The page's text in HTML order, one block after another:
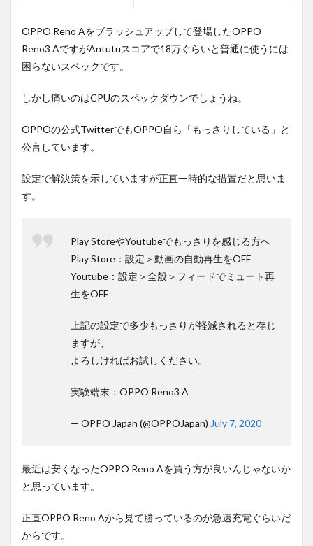
OPPO Reno Aをブラッシュアップして登場したOPPO
Reno3 AですがAntutuスコアで18万ぐらいと普通に使うには
困らないスペックです。
しかし痛いのはCPUのスペックダウンでしょうね。
OPPOの公式TwitterでもOPPO自ら「もっさりしている」と
公言しています。
設定で解決策を示していますが正直一時的な措置だと思いま
す。
Play StoreやYoutubeでもっさりを感じる方へ
Play Store：設定＞動画の自動再生をOFF
Youtube：設定＞全般＞フィードでミュート再
生をOFF
上記の設定で多少もっさりが軽減されると存じ
ますが、
よろしければお試しください。
実験端末：OPPO Reno3 A
— OPPO Japan (@OPPOJapan) July 7, 2020
最近は安くなったOPPO Reno Aを買う方が良いんじゃないか
と思っています。
正直OPPO Reno Aから見て勝っているのが急速充電ぐらいだ
からです。